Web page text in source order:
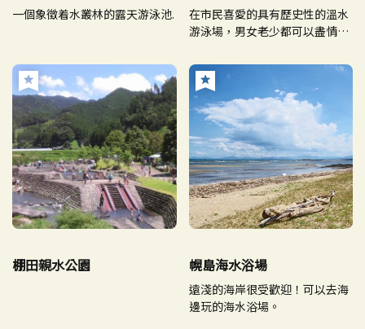
一個象徵着水叢林的露天游泳池.
在市民喜愛的具有歷史性的溫水
游泳場，男女老少都可以盡情享
棚田親水公園 幌島海水浴場
遠淺的海岸很受歡迎！可以去海
邊玩的海水浴場。